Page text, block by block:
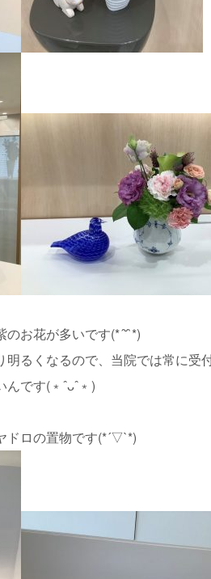
お花が多いです(*´˘`*)
るくなるので、当院では常に受
です(﹡ˆᴗˆ﹡)
ドロの置物です(*´▽`*)